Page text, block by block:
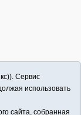
Сервис
использовать
сайта, собранная